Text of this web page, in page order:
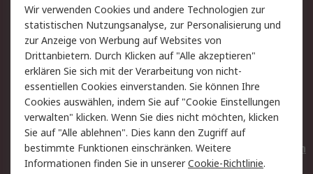
Rücksendungen
Kontakt
Hilfe
Privatkunden
Rechtliches
AGB
Datenschutz
Cookie-Richtlinie
Zahlungsbedingungen
Copyright/Impressum
Entsorgung
Elektrogeräte/Batterien
Wir verwenden Cookies und andere Technologien zur
statistischen Nutzungsanalyse, zur Personalisierung und
zur Anzeige von Werbung auf Websites von
Drittanbietern. Durch Klicken auf "Alle akzeptieren"
erklären Sie sich mit der Verarbeitung von nicht-
essentiellen Cookies einverstanden. Sie können Ihre
Cookies auswählen, indem Sie auf "Cookie Einstellungen
verwalten" klicken. Wenn Sie dies nicht möchten, klicken
Sie auf "Alle ablehnen". Dies kann den Zugriff auf
bestimmte Funktionen einschränken. Weitere
Informationen finden Sie in unsererCookie-Richtlinie.